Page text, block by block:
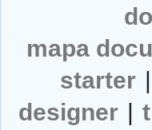
mapa
starter |
designer |